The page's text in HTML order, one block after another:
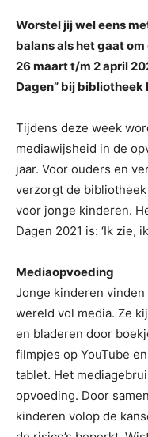
Worstel jij wel eens
balans als het gaat
26 maart t/m 2 april
Dagen” bij bibliotheek
Tijdens deze week
mediawijsheid in de
jaar. Voor ouders en
verzorgt de
voor jonge kinderen.
Dagen 2021 is: ‘Ik zie,
Mediaopvoeding
Jonge kinderen
wereld vol media. Ze
en bladeren door
filmpjes op YouTube
tablet. Het
opvoeding. Door
kinderen volop de